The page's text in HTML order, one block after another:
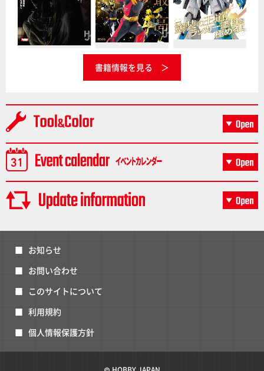
書籍情報を見る
お知らせ
お問い合わせ
このサイトについて
利用規約
個人情報保護方針